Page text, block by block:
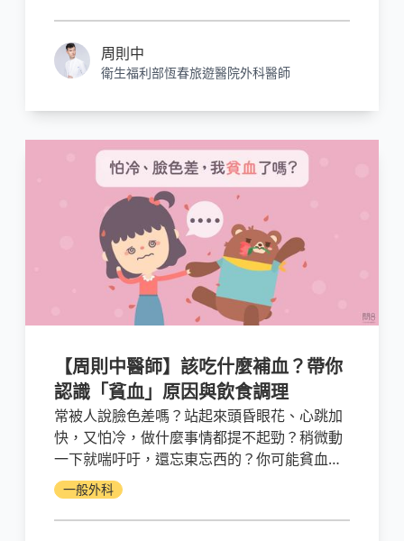
周則中
衛生福利部恆春旅遊醫院外科醫師
【周則中醫師】該吃什麼補血？帶你
認識「貧血」原因與飲食調理
常被人說臉色差嗎？站起來頭昏眼花、心跳加
快，又怕冷，做什麼事情都提不起勁？稍微動
一下就喘吁吁，還忘東忘西的？你可能貧血
了！造成貧血最常見的原因是缺鐵性貧血，而
缺鐵性貧血的根本源頭可能是身體「慢性出
血」。我們先想辦法止血，再補鐵。
一般外科